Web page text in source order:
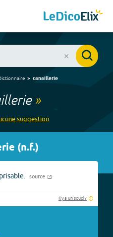
canaillerie
»
suggestion
(n.f.)
source
Il y a un souci ?